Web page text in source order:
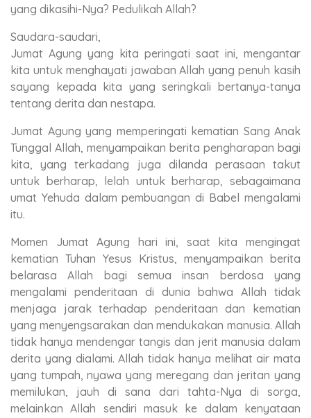
yang dikasihi-Nya? Pedulikah Allah?
Saudara-saudari,
Jumat Agung yang kita peringati saat ini, mengantar
kita untuk menghayati jawaban Allah yang penuh kasih
sayang kepada kita yang seringkali bertanya-tanya
tentang derita dan nestapa.
Jumat Agung yang memperingati kematian Sang Anak
Tunggal Allah, menyampaikan berita pengharapan bagi
kita, yang terkadang juga dilanda perasaan takut
untuk berharap, lelah untuk berharap, sebagaimana
umat Yehuda dalam pembuangan di Babel mengalami
itu.
Momen Jumat Agung hari ini, saat kita mengingat
kematian Tuhan Yesus Kristus, menyampaikan berita
belarasa Allah bagi semua insan berdosa yang
mengalami penderitaan di dunia bahwa Allah tidak
menjaga jarak terhadap penderitaan dan kematian
yang menyengsarakan dan mendukakan manusia. Allah
tidak hanya mendengar tangis dan jerit manusia dalam
derita yang dialami. Allah tidak hanya melihat air mata
yang tumpah, nyawa yang meregang dan jeritan yang
memilukan, jauh di sana dari tahta-Nya di sorga,
melainkan Allah sendiri masuk ke dalam kenyataan